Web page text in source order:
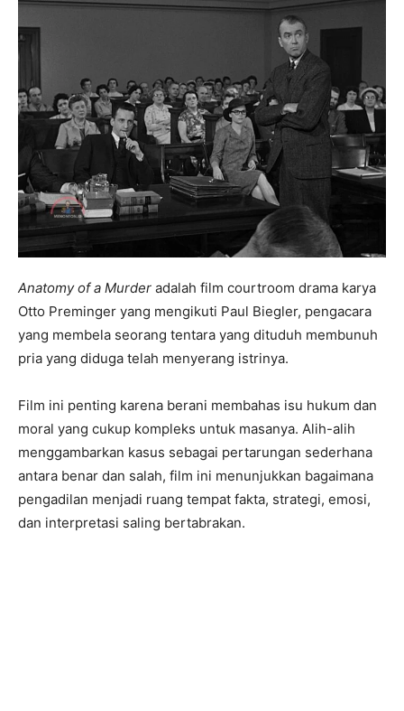
Anatomy of a Murder adalah film courtroom drama karya
Otto Preminger yang mengikuti Paul Biegler, pengacara
yang membela seorang tentara yang dituduh membunuh
pria yang diduga telah menyerang istrinya.
Film ini penting karena berani membahas isu hukum dan
moral yang cukup kompleks untuk masanya. Alih-alih
menggambarkan kasus sebagai pertarungan sederhana
antara benar dan salah, film ini menunjukkan bagaimana
pengadilan menjadi ruang tempat fakta, strategi, emosi,
dan interpretasi saling bertabrakan.